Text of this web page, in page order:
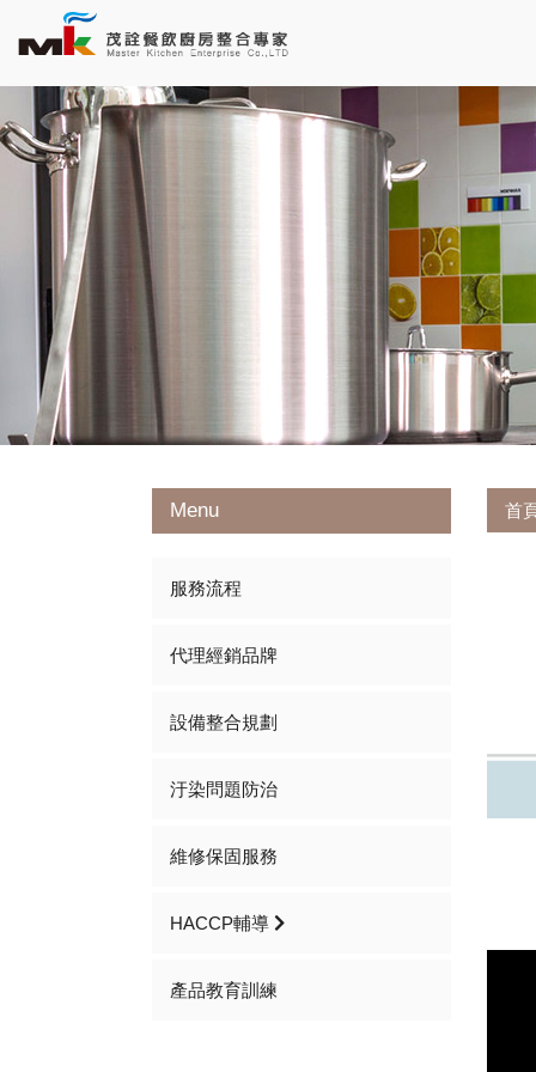
首
Menu
服務流程
代理經銷品牌
設備整合規劃
汙染問題防治
維修保固服務
HACCP輔導
產品教育訓練